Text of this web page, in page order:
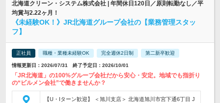
北海道クリーン・システム株式会社 | 年間休日120日／原則転勤なし／平
均賞与2.22ヶ月！
《未経験OK！》JR北海道グループ会社の【業務管理スタッ
フ】
正社員 職種・業種未経験OK 完全週休2日制 第二新卒歓迎
情報更新日：2026/07/31 終了予定日：2026/10/01
「JR北海道」の100%グループ会社だから安心・安定。地域でも指折り
の“ビルメン会社”で働きませんか？
【U・Iターン歓迎】 ＜旭川支店＞ 北海道旭川市宮下通6丁目 J